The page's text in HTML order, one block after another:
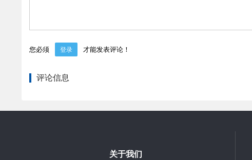
您必须 登录 才能发表评论！
评论信息
关于我们